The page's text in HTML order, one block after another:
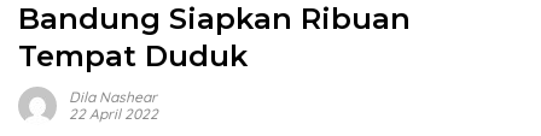
Bandung Siapkan Ribuan
Tempat Duduk
Dila Nashear
22 April 2022